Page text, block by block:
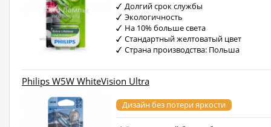
Долгий срок службы
Экологичность
На 10% больше света
Стандартный желтоватый цвет
Страна производства: Польша
Philips W5W WhiteVision Ultra
Дизайн без потери яркости